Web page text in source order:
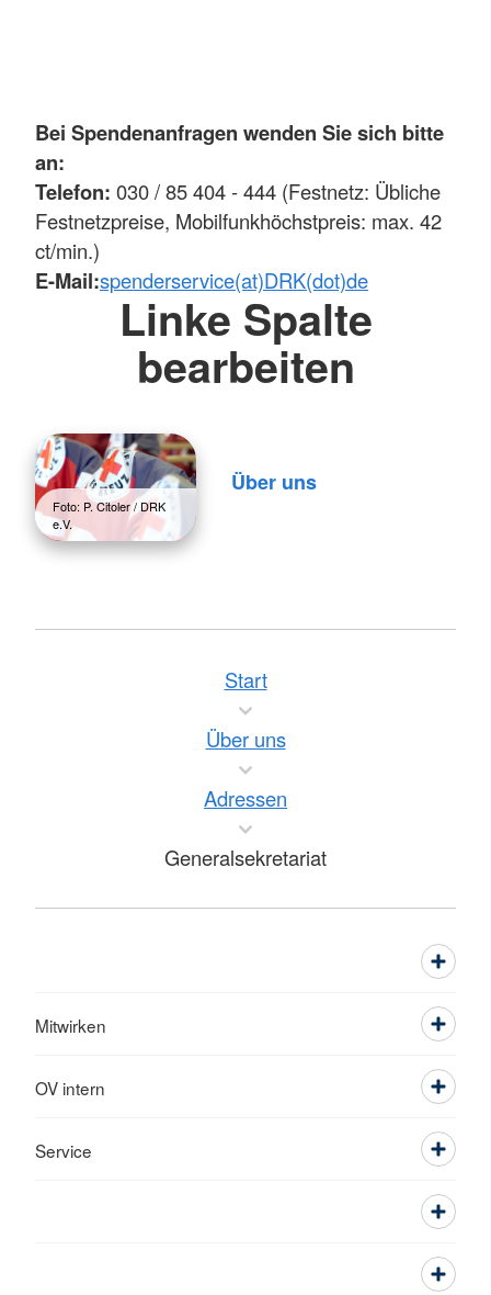
Bei Spendenanfragen wenden Sie sich bitte
an:
Telefon: 030 / 85 404 - 444 (Festnetz: Übliche
Festnetzpreise, Mobilfunkhöchstpreis: max. 42
ct/min.)
E-Mail:spenderservice(at)DRK(dot)de
Linke Spalte
bearbeiten
Foto: P. Citoler / DRK
e.V.
Über uns
Start
Über uns
Adressen
Generalsekretariat
Mitwirken
OV intern
Service